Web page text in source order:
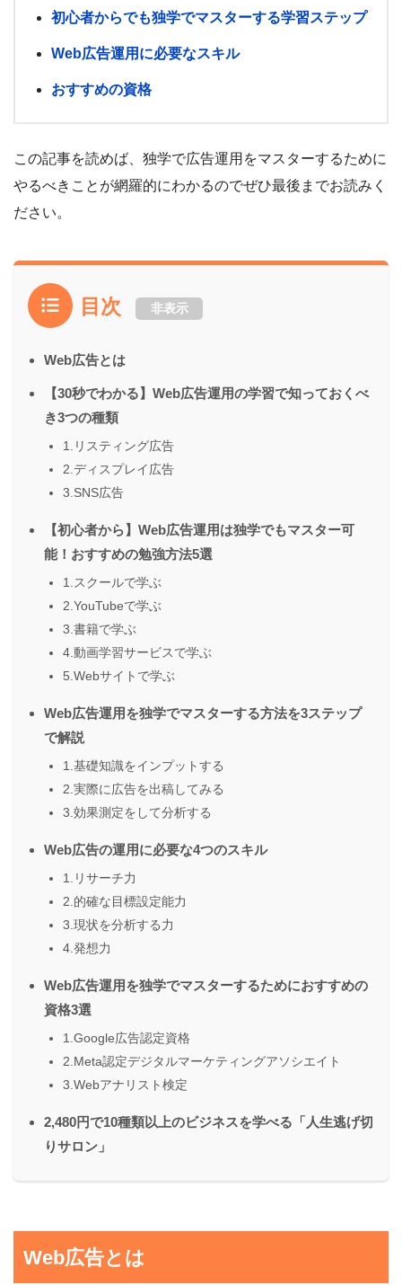
初心者からでも独学でマスターする学習ステップ
Web広告運用に必要なスキル
おすすめの資格
この記事を読めば、独学で広告運用をマスターするために
やるべきことが網羅的にわかるのでぜひ最後までお読みく
ださい。
目次 非表示
Web広告とは
【30秒でわかる】Web広告運用の学習で知っておくべ
き3つの種類
1.リスティング広告
2.ディスプレイ広告
3.SNS広告
【初心者から】Web広告運用は独学でもマスター可
能！おすすめの勉強方法5選
1.スクールで学ぶ
2.YouTubeで学ぶ
3.書籍で学ぶ
4.動画学習サービスで学ぶ
5.Webサイトで学ぶ
Web広告運用を独学でマスターする方法を3ステップ
で解説
1.基礎知識をインプットする
2.実際に広告を出稿してみる
3.効果測定をして分析する
Web広告の運用に必要な4つのスキル
1.リサーチ力
2.的確な目標設定能力
3.現状を分析する力
4.発想力
Web広告運用を独学でマスターするためにおすすめの
資格3選
1.Google広告認定資格
2.Meta認定デジタルマーケティングアソシエイト
3.Webアナリスト検定
2,480円で10種類以上のビジネスを学べる「人生逃げ切
りサロン」
Web広告とは